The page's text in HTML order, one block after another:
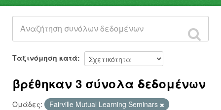
Φορείς
Ομάδες
Σχετικά
Ταξινόμηση κατά
βρέθηκαν 3 σύνολα δεδομένων
Ομάδες:
Fairville Mutual Learning Seminars